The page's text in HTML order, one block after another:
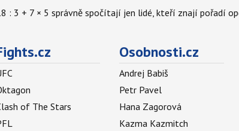
: 3 + 7 × 5 správně spočítají jen lidé, kteří znají pořadí
of The Stars
Osobnosti.cz
Andrej Babiš
Petr Pavel
Hana Zagorová
Kazma Kazmitch